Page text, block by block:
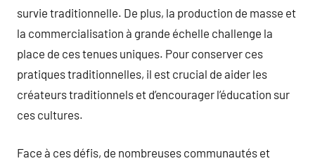
survie traditionnelle. De plus, la production de masse et
la commercialisation à grande échelle challenge la
place de ces tenues uniques. Pour conserver ces
pratiques traditionnelles, il est crucial de aider les
créateurs traditionnels et d’encourager l’éducation sur
ces cultures.
Face à ces défis, de nombreuses communautés et